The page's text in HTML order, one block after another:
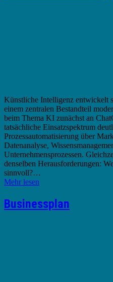
Künstliche Intelligenz entwickelt
einem zentralen Bestandteil
beim Thema KI zunächst an
tatsächliche Einsatzspektrum
Prozessautomatisierung über
Datenanalyse,
Unternehmensprozessen.
denselben Herausforderungen:
sinnvoll?…
Mehr lesen
Businessplan